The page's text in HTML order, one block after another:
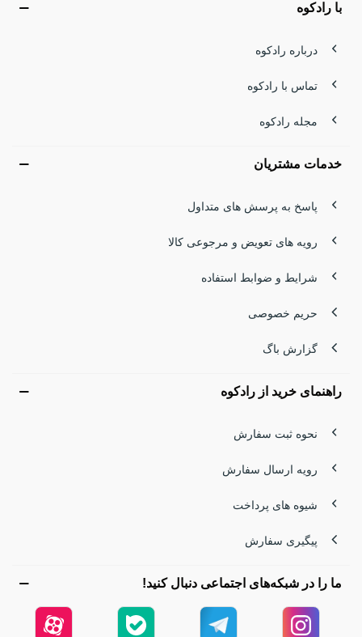
با رادکوه
درباره رادکوه
تماس با رادکوه
مجله رادکوه
خدمات مشتریان
پاسخ به پرسش های متداول
رویه های تعویض و مرجوعی کالا
شرایط و ضوابط استفاده
حریم خصوصی
گزارش باگ
راهنمای خرید از رادکوه
نحوه ثبت سفارش
رویه ارسال سفارش
شیوه های پرداخت
پیگیری سفارش
ما را در شبکه‌های اجتماعی دنبال کنید!